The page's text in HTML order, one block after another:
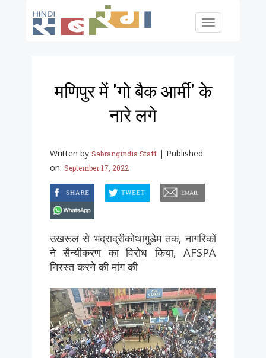
Toggle
मणिपुर में 'गो बैक आर्मी' के
नारे लगे
Written by Sabrangindia Staff | Published
on: September 17, 2022
उखरूल से भद्राद्रीकोथागुडेम तक, नागरिकों
ने सैन्यीकरण का विरोध किया, AFSPA
निरस्त करने की मांग की